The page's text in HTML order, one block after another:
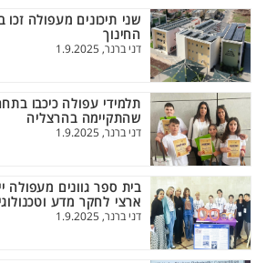
שני תיכונים מעפולה
החינוך
דני ברנר, 1.9.2025
תלמידי עפולה כיכבו
שהתקיימה בהרצליה
דני ברנר, 1.9.2025
בית ספר גוונים מעפולה
ארצי לחקר מדע
דני ברנר, 1.9.2025